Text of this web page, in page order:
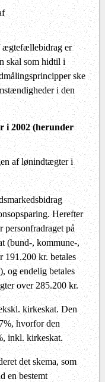
ægtefællebidrag er
skal som hidtil i
ske
i den
i 2002(herunder
af lønindtægter i
Herefter
personfradraget på
(bund-, kommune-,
kr. betales
og endelig betales
over 285.200 kr.
kirkeskat. Den
hvorfor den
inkl. kirkeskat.
det skema, som
en bestemt